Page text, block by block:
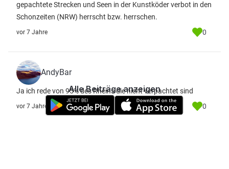
gepachtete Strecken und Seen in der Kunstköder verbot in den
Schonzeiten (NRW) herrscht bzw. herrschen.
vor 7 Jahre 0
AndyBar
Ja ich rede von 95% des Rheins die nicht verpachtet sind
vor 7 Jahre 0
Alle Beiträge anzeigen